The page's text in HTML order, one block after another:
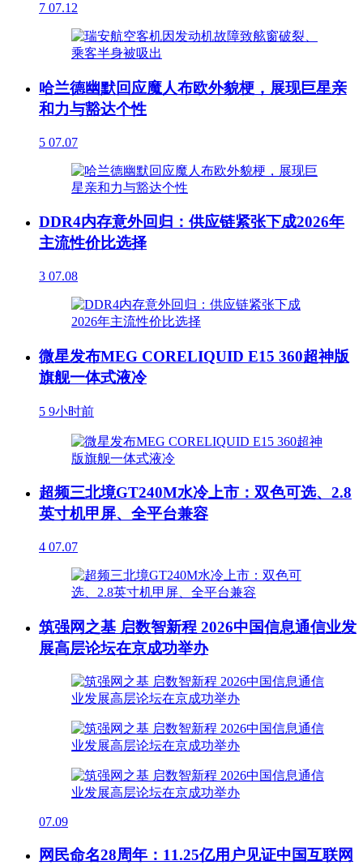
7 07.12
哈兰德幽默回应魔人布欧外貌梗，展现巨星亲
和力与豁达个性
5 07.07
DDR4内存意外回归：供应链紧张下成2026年
主流性价比选择
3 07.08
微星发布MEG CORELIQUID E15 360超神版
旗舰一体式液冷
5 9小时前
超频三北境GT240M水冷上市：双色可选、2.8
英寸机甲屏、全平台兼容
4 07.07
筑强网之基 启数智新程 2026中国信息通信业发
展高层论坛在京成功举办
07.09
网民命名28周年：11.25亿用户见证中国互联网